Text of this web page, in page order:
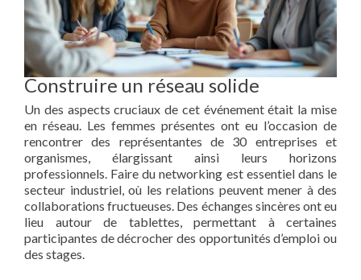
Construire un réseau solide
Un des aspects cruciaux de cet événement était la mise
en réseau. Les femmes présentes ont eu l’occasion de
rencontrer des représentantes de 30 entreprises et
organismes, élargissant ainsi leurs horizons
professionnels. Faire du networking est essentiel dans le
secteur industriel, où les relations peuvent mener à des
collaborations fructueuses. Des échanges sincères ont eu
lieu autour de tablettes, permettant à certaines
participantes de décrocher des opportunités d’emploi ou
des stages.